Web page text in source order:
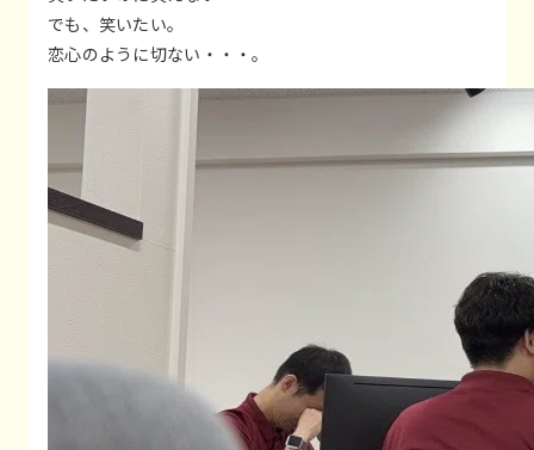
でも、笑いたい。
恋心のように切ない・・・。